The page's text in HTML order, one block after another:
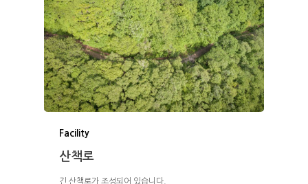
Facility
산책로
긴 산책로가 조성되어 있습니다.
배치도
오페라글램핑
럭셔리오페라글램핑
힐링글램핑
황토패밀리펜션
FACILITY
RESERVATION
예약안내
실시간예약
TRAVEL